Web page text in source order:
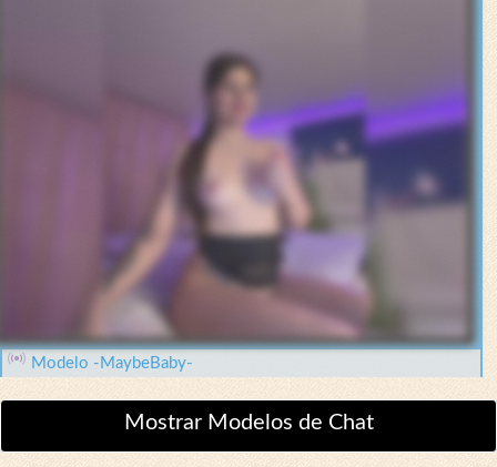
Modelo -MaybeBaby-
Mostrar Modelos de Chat